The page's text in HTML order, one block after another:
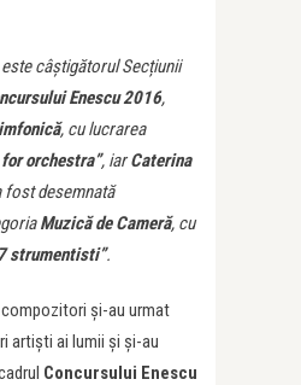
este câștigătorul Secțiunii
Enescu 2016,
, cu lucrarea
orchestra”, iarCaterina
desemnată
Muzică de Cameră, cu
strumentisti”.
și-au urmat
artiști ai lumii și și-au
Concursului Enescu